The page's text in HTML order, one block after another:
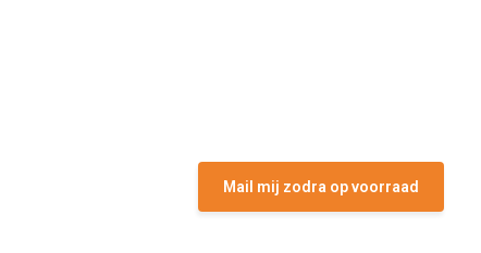
Mail mij zodra op voorraad